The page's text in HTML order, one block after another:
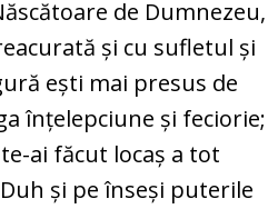
de Dumnezeu,
şi cu sufletul şi
eşti mai presus de
înţelepciune şi feciorie;
ai făcut locaş a tot
şi pe înseşi puterile